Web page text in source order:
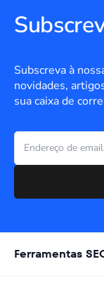
Subscreva à
novidades,
sua caixa de
Ferramentas